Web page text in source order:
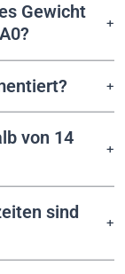
Gewicht
von 14
sind